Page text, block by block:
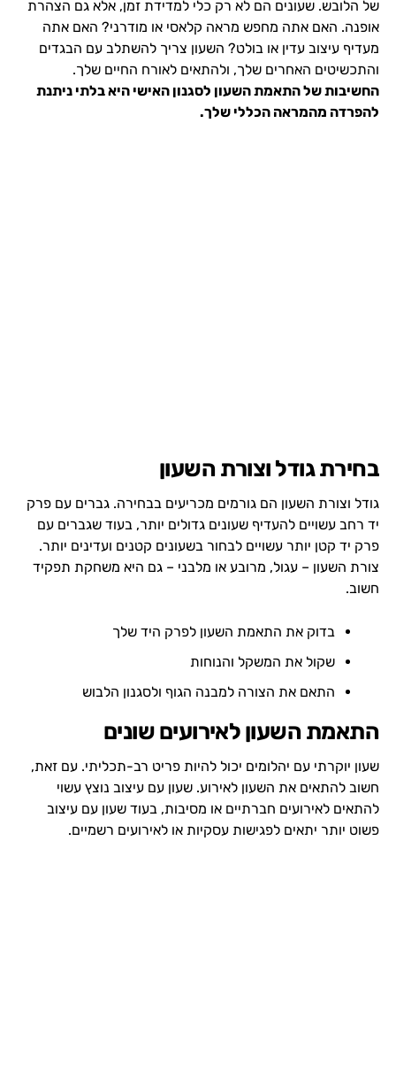
של הלובש. שעונים הם לא רק כלי למדידת זמן, אלא גם הצהרת
אופנה. האם אתה מחפש מראה קלאסי או מודרני? האם אתה
מעדיף עיצוב עדין או בולט? השעון צריך להשתלב עם הבגדים
והתכשיטים האחרים שלך, ולהתאים לאורח החיים שלך.
החשיבות של התאמת השעון לסגנון האישי היא בלתי ניתנת
להפרדה מהמראה הכללי שלך.
בחירת גודל וצורת השעון
גודל וצורת השעון הם גורמים מכריעים בבחירה. גברים עם פרק
יד רחב עשויים להעדיף שעונים גדולים יותר, בעוד שגברים עם
פרק יד קטן יותר עשויים לבחור בשעונים קטנים ועדינים יותר.
צורת השעון – עגול, מרובע או מלבני – גם היא משחקת תפקיד
חשוב.
בדוק את התאמת השעון לפרק היד שלך
שקול את המשקל והנוחות
התאם את הצורה למבנה הגוף ולסגנון הלבוש
התאמת השעון לאירועים שונים
שעון יוקרתי עם יהלומים יכול להיות פריט רב-תכליתי. עם זאת,
חשוב להתאים את השעון לאירוע. שעון עם עיצוב נוצץ עשוי
להתאים לאירועים חברתיים או מסיבות, בעוד שעון עם עיצוב
פשוט יותר יתאים לפגישות עסקיות או לאירועים רשמיים.